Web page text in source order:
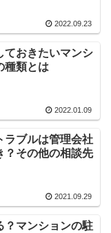
2022.09.23
ておきたいマンシ
種類とは
2022.01.09
ラブルは管理会社
？その他の相談先
2021.09.29
？マンションの駐